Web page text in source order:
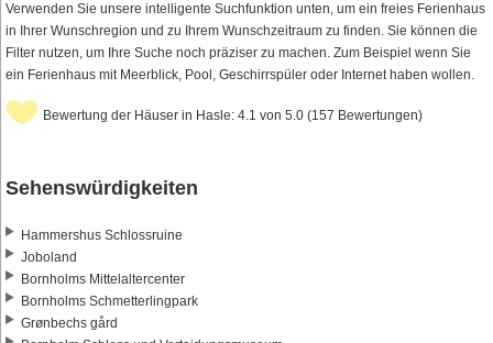
Verwenden Sie unsere intelligente Suchfunktion unten, um ein freies Ferienhaus
in Ihrer Wunschregion und zu Ihrem Wunschzeitraum zu finden. Sie können die
Filter nutzen, um Ihre Suche noch präziser zu machen. Zum Beispiel wenn Sie
ein Ferienhaus mit Meerblick, Pool, Geschirrspüler oder Internet haben wollen.
Bewertung der Häuser in Hasle: 4.1 von 5.0 (157 Bewertungen)
Sehenswürdigkeiten
Hammershus Schlossruine
Joboland
Bornholms Mittelaltercenter
Bornholms Schmetterlingpark
Grønbechs gård